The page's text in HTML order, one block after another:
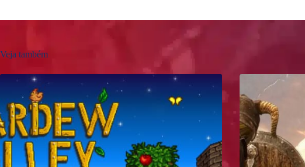
Veja também